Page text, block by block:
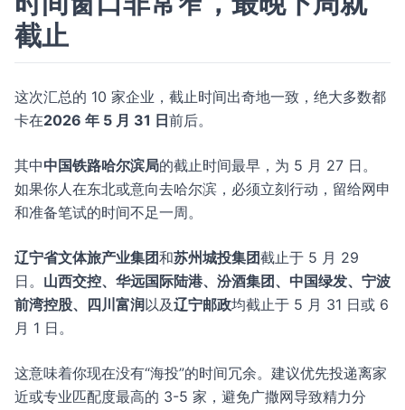
截止
这次汇总的 10 家企业，截止时间出奇地一致，绝大多数都
卡在2026 年 5 月 31 日前后。
其中中国铁路哈尔滨局的截止时间最早，为 5 月 27 日。
如果你人在东北或意向去哈尔滨，必须立刻行动，留给网申
和准备笔试的时间不足一周。
辽宁省文体旅产业集团和苏州城投集团截止于 5 月 29
日。 山西交控、华远国际陆港、汾酒集团、中国绿发、宁波
前湾控股、四川富润以及辽宁邮政均截止于 5 月 31 日或 6
月 1 日。
这意味着你现在没有“海投”的时间冗余。建议优先投递离家
近或专业匹配度最高的 3-5 家，避免广撒网导致精力分